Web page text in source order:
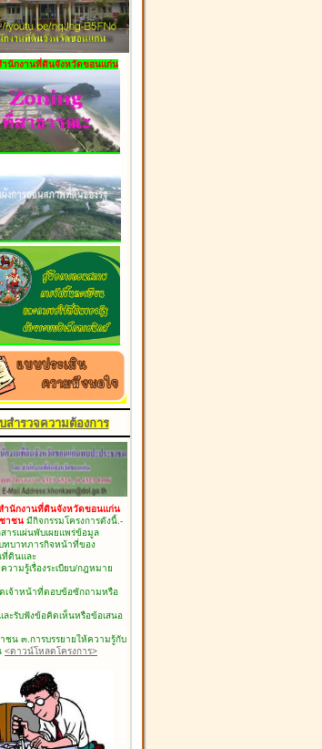
ำนักงานที่ดินจังหวัดขอนแก่น
สำรวจความต้องการ
ำนักงานที่ดินจังหวัดขอนแก่น
าชน มีกิจกรรมโครงการดังนี้.-
สารแผ่นพับเผยแพร่ข้อมูล
ทบาทภารกิจหน้าที่ของ
ที่ดินและ
วามรู้เรื่องระเบียบ/กฎหมาย
เจ้าหน้าที่ตอบข้อซักถามหรือ
ละรับฟังข้อคิดเห็นหรือข้อเสนอ
ชน ๓.การบรรยายให้ความรู้กับ
<ดาวน์โหลดโครงการ>